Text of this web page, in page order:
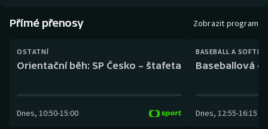
Dostihy
Futsal
Přímé přenosy Zobrazit program
OSTATNÍ
Orientační běh: SP Česko – štafeta
Dnes, 10:50-15:00
BASEBALL A
Baseballová
Dnes, 12:55-16:15